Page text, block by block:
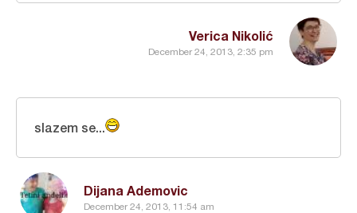
Verica Nikolić
December 24, 2013, 2:35 pm
Dijana Ademovic
December 24, 2013, 11:54 am
slazem se...